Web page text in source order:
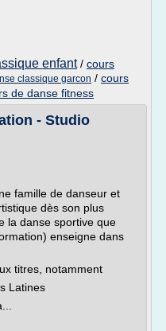
enfant/ cours
classique garcon / cours
de danse fitness
- Studio
famille de danseur et
dès son plus
la danse sportive que
enseigne dans
titres, notamment
Latines